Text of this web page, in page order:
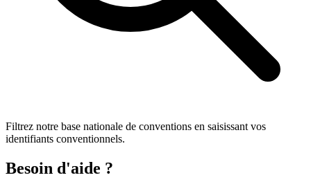
Filtrez notre base nationale de conventions en saisissant vos
identifiants conventionnels.
Besoin d'aide ?